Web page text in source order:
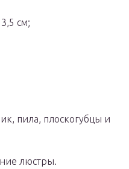
см;
пила, плоскогубцы и
люстры.